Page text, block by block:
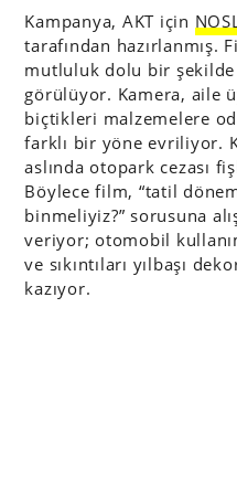
Kampanya, AKT için
tarafından hazırlanmış.
mutluluk dolu bir şekilde
görülüyor. Kamera, aile
biçtikleri malzemelere
farklı bir yöne evriliyor.
aslında otopark cezası
Böylece film, “tatil
binmeliyiz?” sorusuna
veriyor; otomobil
ve sıkıntıları yılbaşı
kazıyor.